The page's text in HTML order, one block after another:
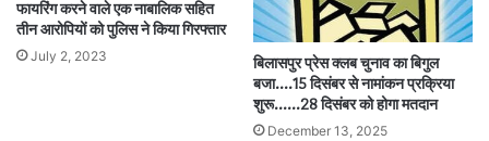
फायरिंग करने वाले एक नाबालिक सहित
तीन आरोपियों को पुलिस ने किया गिरफ्तार
July 2, 2023
बिलासपुर प्रेस क्लब चुनाव का बिगुल
बजा….15 दिसंबर से नामांकन प्रक्रिया
शुरू……28 दिसंबर को होगा मतदान
December 13, 2025